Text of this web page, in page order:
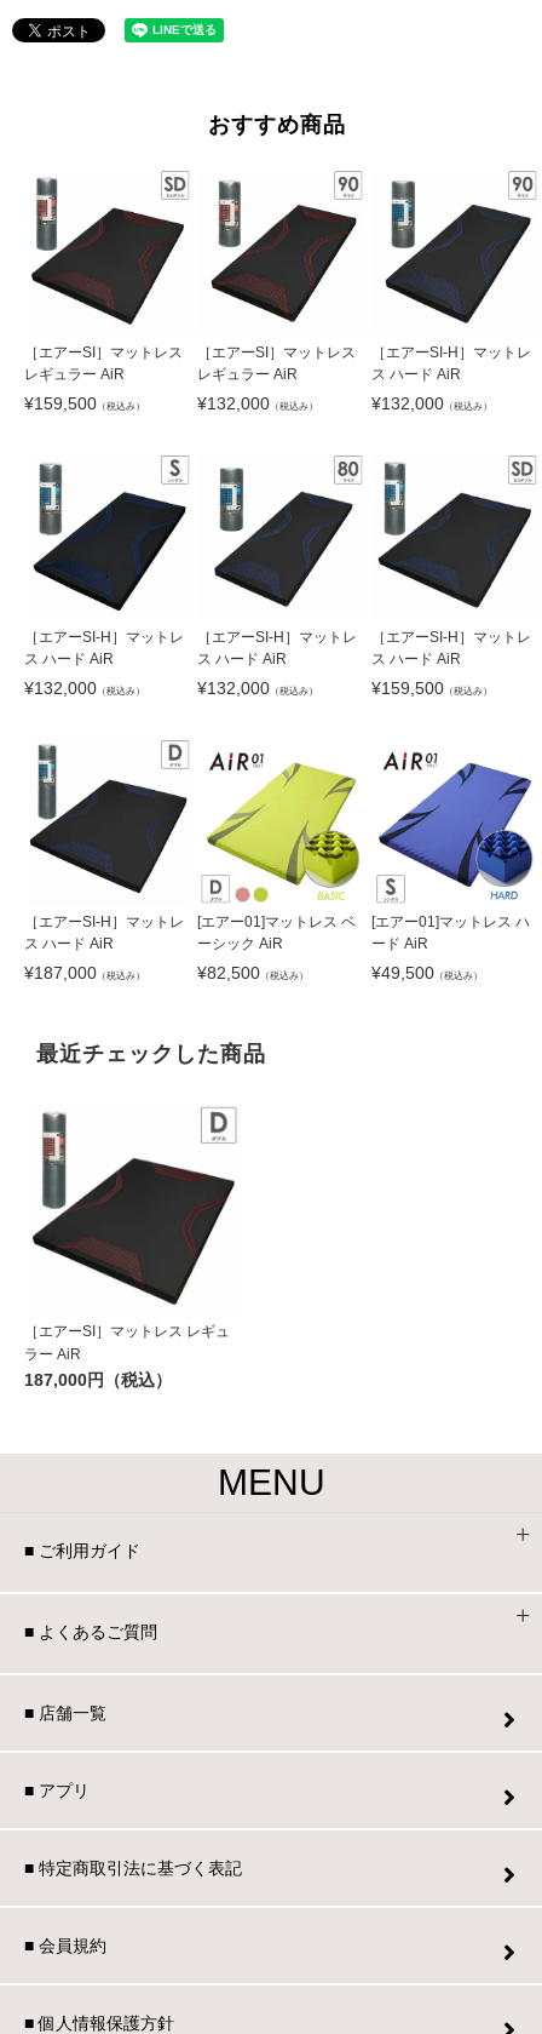
おすすめ商品
［エアーSI］マットレス
レギュラー AiR
¥159,500 （税込み）
［エアーSI］マットレス
レギュラー AiR
¥132,000 （税込み）
［エアーSI-H］マットレ
ス ハード AiR
¥132,000（税込み）
［エアーSI-H］マットレ
ス ハード AiR
¥132,000 （税込み）
［エアーSI-H］マットレ
ス ハード AiR
¥132,000 （税込み）
［エアーSI-H］マットレ
ス ハード AiR
¥159,500（税込み）
［エアーSI-H］マットレ
ス ハード AiR
¥187,000 （税込み）
[エアー01]マットレス ベ
ーシック AiR
¥82,500 （税込み）
[エアー01]マットレス ハ
ード AiR
¥49,500（税込み）
最近チェックした商品
［エアーSI］マットレス レギュ
ラー AiR
187,000円（税込）
MENU
■ ご利用ガイド
■ よくあるご質問
■ 店舗一覧
■ アプリ
■ 特定商取引法に基づく表記
■ 会員規約
■ 個人情報保護方針